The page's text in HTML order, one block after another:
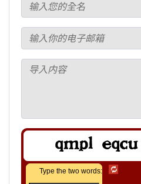
Type the two words: